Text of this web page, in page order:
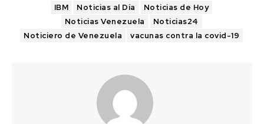
IBM Noticias al Día
Noticias de Hoy
Noticias Venezuela
Noticias24
Noticiero de Venezuela
vacunas contra la covid-19